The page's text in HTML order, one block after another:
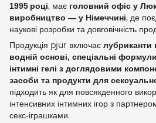
1995 році, має головний офіс у
виробництво — у Німеччині, де
наукові розробки та довговічність
Продукція pjur включає лубриканти
водній основі, спеціальні
інтимні гелі з доглядовими
засоби та продукти для
підходить як для повсякденного
інтенсивних інтимних ігор з
секс‑іграшками.